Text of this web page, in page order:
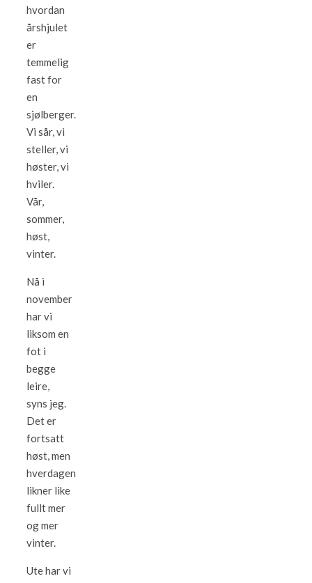
hvordan
årshjulet
er
temmelig
fast for
en
sjølberger.
Vi sår, vi
steller, vi
høster, vi
hviler.
Vår,
sommer,
høst,
vinter.
Nå i
november
har vi
liksom en
fot i
begge
leire,
syns jeg.
Det er
fortsatt
høst, men
hverdagen
likner like
fullt mer
og mer
vinter.
Ute har vi